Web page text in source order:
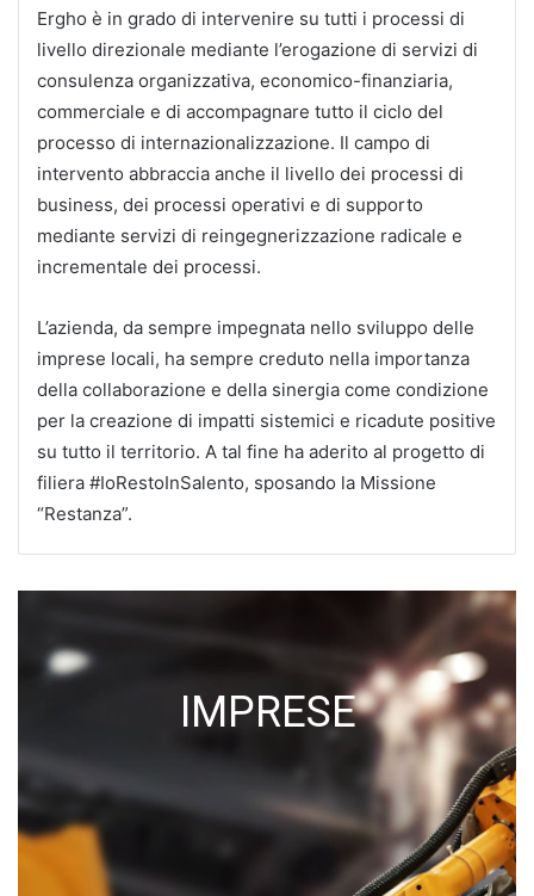
Ergho è in grado di intervenire su tutti i processi di
livello direzionale mediante l’erogazione di servizi di
consulenza organizzativa, economico-finanziaria,
commerciale e di accompagnare tutto il ciclo del
processo di internazionalizzazione. Il campo di
intervento abbraccia anche il livello dei processi di
business, dei processi operativi e di supporto
mediante servizi di reingegnerizzazione radicale e
incrementale dei processi.
L’azienda, da sempre impegnata nello sviluppo delle
imprese locali, ha sempre creduto nella importanza
della collaborazione e della sinergia come condizione
per la creazione di impatti sistemici e ricadute positive
su tutto il territorio. A tal fine ha aderito al progetto di
filiera #IoRestoInSalento, sposando la Missione
“Restanza”.
IMPRESE